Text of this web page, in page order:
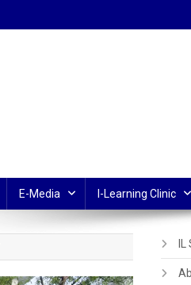
E-Media I-Learning Clinic